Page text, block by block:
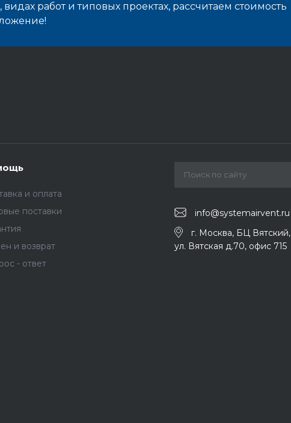
работ и типовых проектах, рассчитаем стоимость
и оплата
поставки
и возврат
- ответ
info@systemairvent.ru
г. Москва, БЦ Вятский,
ул. Вятская д.70, офис 715